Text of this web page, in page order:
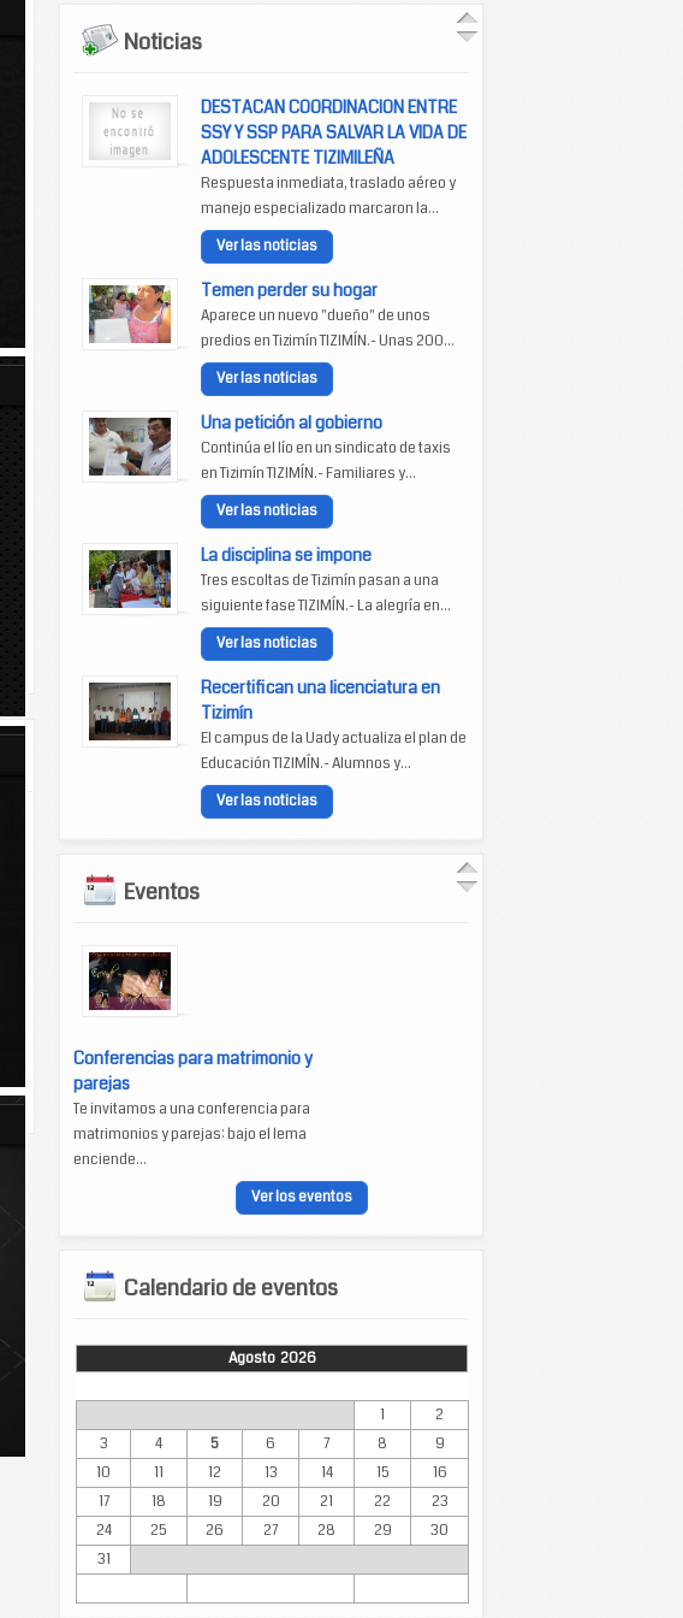
Noticias
DESTACAN COORDINACION ENTRE
SSY Y SSP PARA SALVAR LA VIDA DE
ADOLESCENTE TIZIMILEÑA
Respuesta inmediata, traslado aéreo y
manejo especializado marcaron la...
Ver las noticias
Temen perder su hogar
Aparece un nuevo "dueño" de unos
predios en Tizimín TIZIMÍN.- Unas 200...
Ver las noticias
Una petición al gobierno
Continúa el lío en un sindicato de taxis
en Tizimín TIZIMÍN.- Familiares y...
Ver las noticias
La disciplina se impone
Tres escoltas de Tizimín pasan a una
siguiente fase TIZIMÍN.- La alegría en...
Ver las noticias
Recertifican una licenciatura en
Tizimín
El campus de la Uady actualiza el plan de
Educación TIZIMÍN.- Alumnos y...
Ver las noticias
Eventos
Conferencias para matrimonio y
parejas
Te invitamos a una conferencia para
matrimonios y parejas: bajo el lema
enciende...
Ver los eventos
Calendario de eventos
Agosto 2026
1
2
3
4 5 6 7 8
9
10
11 12 13 14 15
16
17
18 19 20 21 22
23
24
25 26 27 28 29
30
31